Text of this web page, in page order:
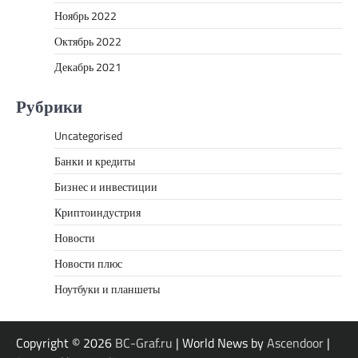
Ноябрь 2022
Октябрь 2022
Декабрь 2021
Рубрики
Uncategorised
Банки и кредиты
Бизнес и инвестиции
Криптоиндустрия
Новости
Новости плюс
Ноутбуки и планшеты
Copyright © 2026 BC-Graf.ru | World News byAscendoor |